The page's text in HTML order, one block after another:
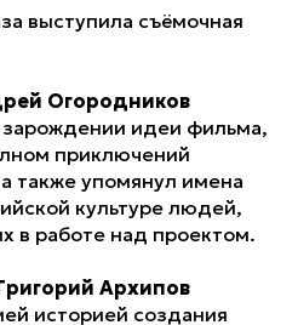
выступила съёмочная
Огородников
зарождении идеи фильма,
приключений
также упомянул имена
культуре людей,
в работе над проектом.
Архипов
историей создания